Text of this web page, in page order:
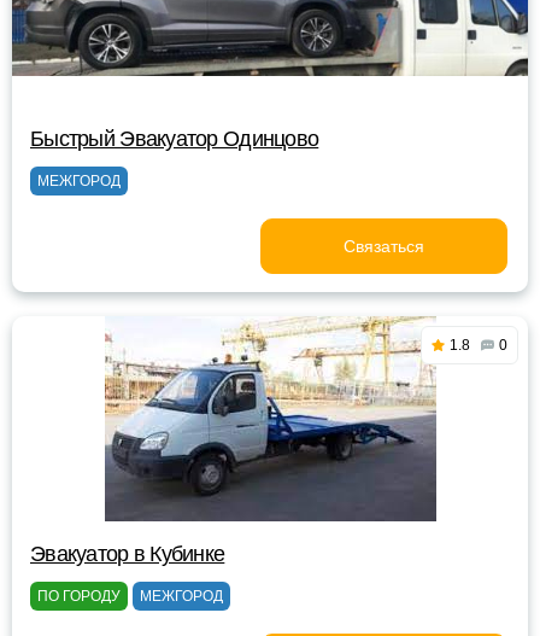
Быстрый Эвакуатор Одинцово
МЕЖГОРОД
Связаться
1.8 0
Эвакуатор в Кубинке
ПО ГОРОДУ МЕЖГОРОД